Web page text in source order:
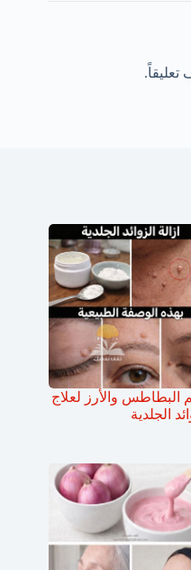
تعليقاً.
البطاطس والأرز لعلاج
الجلدية